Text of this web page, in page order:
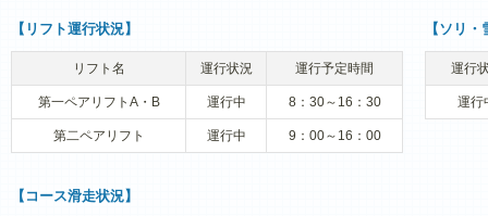
【リフト運行状況】
リフト名 運行状況 運行予定時間
第一ペアリフトA・B 運行中 8：30～16：30
第二ペアリフト 運行中 9：00～16：00
【ソリ
運行
運行
【コース滑走状況】